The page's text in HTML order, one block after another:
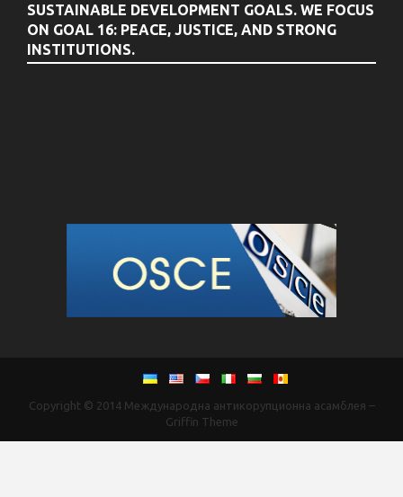
SUSTAINABLE DEVELOPMENT GOALS. WE FOCUS
ON GOAL 16: PEACE, JUSTICE, AND STRONG
INSTITUTIONS.
Copyright © 2014 Международна антикорупционна асамблея –
Griffin Theme